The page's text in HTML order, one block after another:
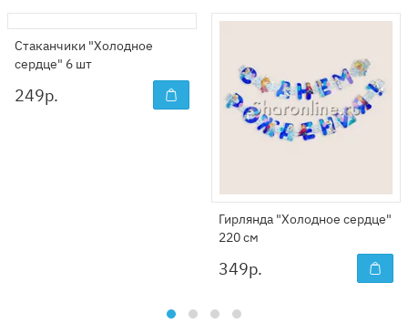
Стаканчики "Холодное
сердце" 6 шт
249р.
Гирлянда "Холодное сердце"
220 см
349р.